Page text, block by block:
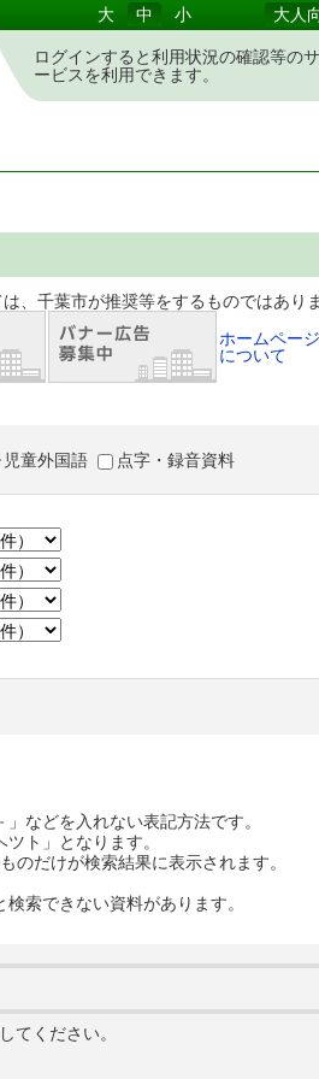
大 中 小 大人
ログインすると利用状況の確認等のサ
ービスを利用できます。
等をするものではありませ
ホームペー
について
児童外国語 点字・録音資料
などを入れない表記方法です。
ト」となります。
のだけが検索結果に表示されます。
索できない資料があります。
てください。